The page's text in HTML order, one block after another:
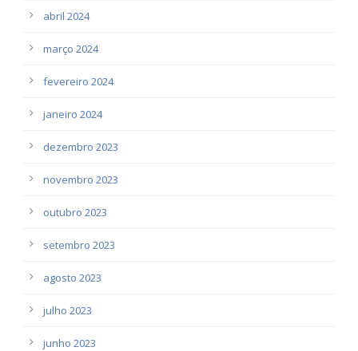
abril 2024
março 2024
fevereiro 2024
janeiro 2024
dezembro 2023
novembro 2023
outubro 2023
setembro 2023
agosto 2023
julho 2023
junho 2023